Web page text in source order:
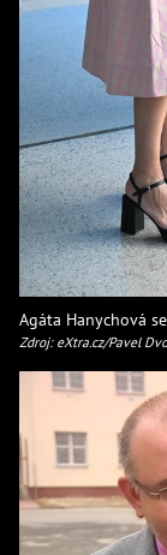
Agáta Hanychová
Zdroj: eXtra.cz/Pavel